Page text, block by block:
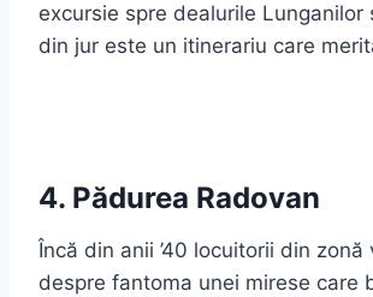
excursie spre dealurile Lunganilor
din jur este un itinerariu care
4. Pădurea Radovan
Încă din anii ’40 locuitorii din zonă
despre fantoma unei mirese care